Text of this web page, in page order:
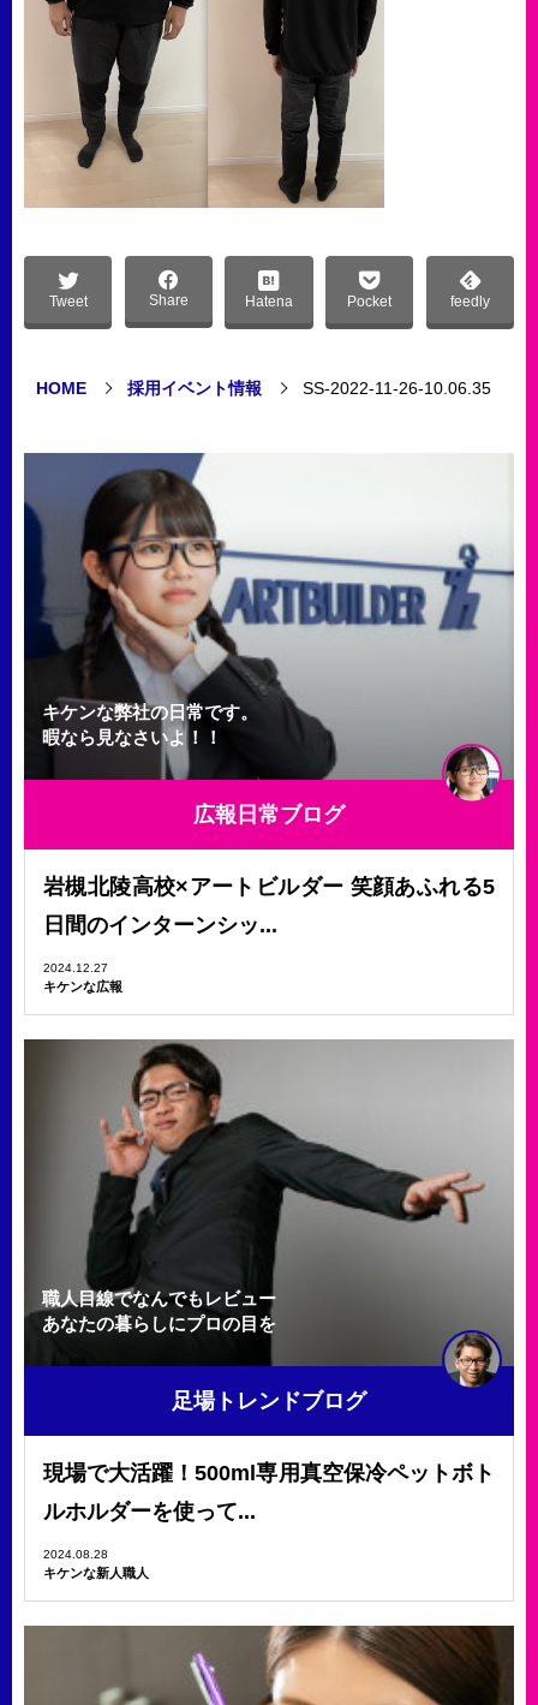
Tweet Share Hatena Pocket feedly
HOME 採用イベント情報 SS-2022-11-26-10.06.35
キケンな弊社の日常です。
暇なら見なさいよ！！
広報日常ブログ
岩槻北陵高校×アートビルダー 笑顔あふれる5
日間のインターンシッ...
2024.12.27
キケンな広報
職人目線でなんでもレビュー
あなたの暮らしにプロの目を
足場トレンドブログ
現場で大活躍！500ml専用真空保冷ペットボト
ルホルダーを使って...
2024.08.28
キケンな新人職人